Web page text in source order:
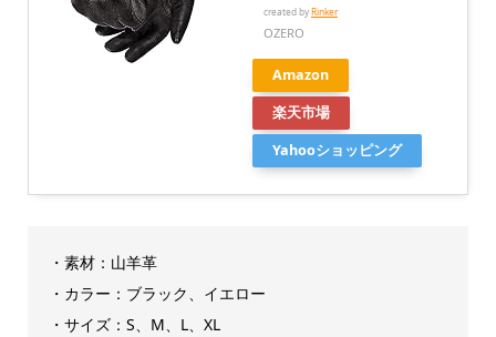
created byRinker
OZERO
Amazon
楽天市場
Yahooショッピング
・素材：山羊革
・カラー：ブラック、イエロー
・サイズ：S、M、L、XL